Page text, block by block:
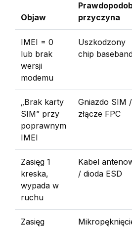
Objaw
przyczyna
IMEI = 0
lub brak
wersji
modemu
Uszkodzony
chip
„Brak karty
SIM” przy
poprawnym
IMEI
Gniazdo SIM /
złącze FPC
Zasięg 1
kreska,
wypada w
ruchu
Kabel
/ dioda ESD
Zasięg